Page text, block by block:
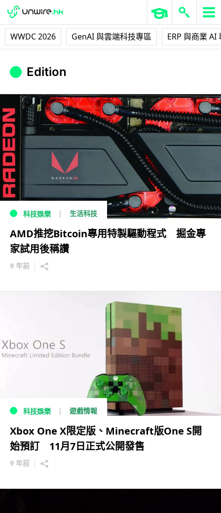
WWDC 2026 GenAI 與雲端科技專區 ERP 與商業 AI
Edition
科技娛樂 生活科技
AMD推挖Bitcoin專用特製驅動程式 掘金專
家試用後稱讚
9 年前
科技娛樂 遊戲情報
Xbox One X限定版、Minecraft版One S開
始預訂 11月7日正式公開發售
9 年前